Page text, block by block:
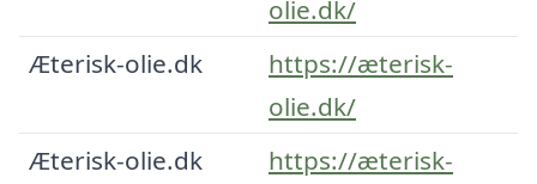
olie.dk/
Æterisk-olie.dk
https://æterisk-
olie.dk/
Æterisk-olie.dk
https://æterisk-